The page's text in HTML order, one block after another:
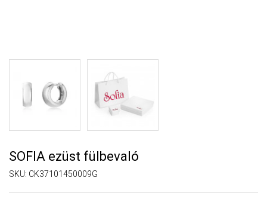
SOFIA ezüst fülbevaló
SKU: CK37101450009G